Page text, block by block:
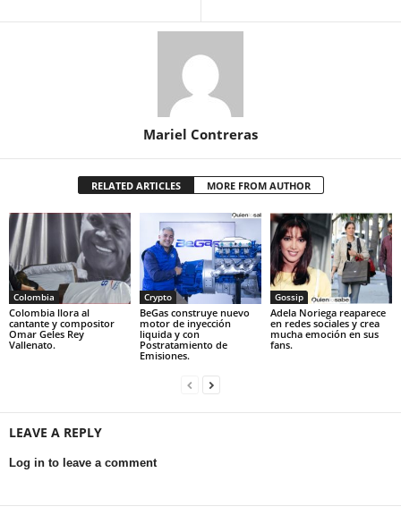
Mariel Contreras
RELATED ARTICLES MORE FROM AUTHOR
Colombia
Colombia llora al
cantante y compositor
Omar Geles Rey
Vallenato.
Crypto
BeGas construye nuevo
motor de inyección
liquida y con
Postratamiento de
Emisiones.
Gossip
Adela Noriega reaparece
en redes sociales y crea
mucha emoción en sus
fans.
LEAVE A REPLY
Log in to leave a comment